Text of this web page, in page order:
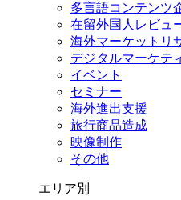
多言語コンテンツ
在留外国⼈レビュ
海外マーケットリ
デジタルマーケテ
イベント
セミナー
海外進出支援
旅行商品造成
映像制作
その他
エリア別